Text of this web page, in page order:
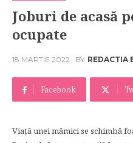
Joburi de acasă
ocupate
18 MARTIE 2022 BY REDACTIA
Facebook
Viață unei mămici se schimbă